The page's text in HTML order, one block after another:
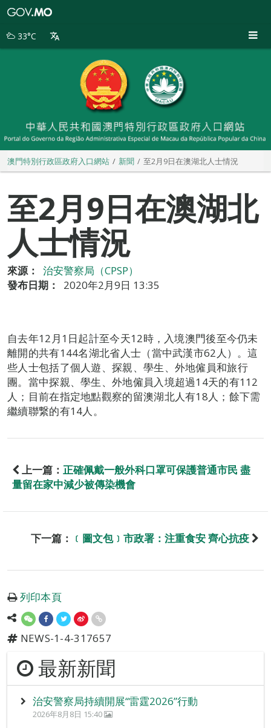
別
33°C
澳門特別行政區政府入口網站 新聞 至2月9日在澳湖北人士情況
至2月9日在澳湖北
人士情況
來源：
治安警察局（CPSP）
發布日期：
2020年2月9日 13:35
自去年12月1日起計至今天12時，入境澳門後至今仍未
離開的共有144名湖北省人士（當中武漢市62人）。這
些人士包括了個人遊、探親、學生、外地僱員和旅行
團。當中探親、學生、外地僱員入境超過14天的有112
人；目前在指定地點觀察的留澳湖北人有18人；餘下需
繼續聯繋的有14人。
上一篇： 正確佩戴一般外科口罩可保護普通市民 盡
量留在家中減少被傳染機會
下一篇： ﹝圖文包﹞市政署：注重食安 齊心抗疫
列印本頁
NEWS-1-4-317657
最新新聞
治安警察局持續開展“雷霆2026”行動
2026年8月8日 15:40